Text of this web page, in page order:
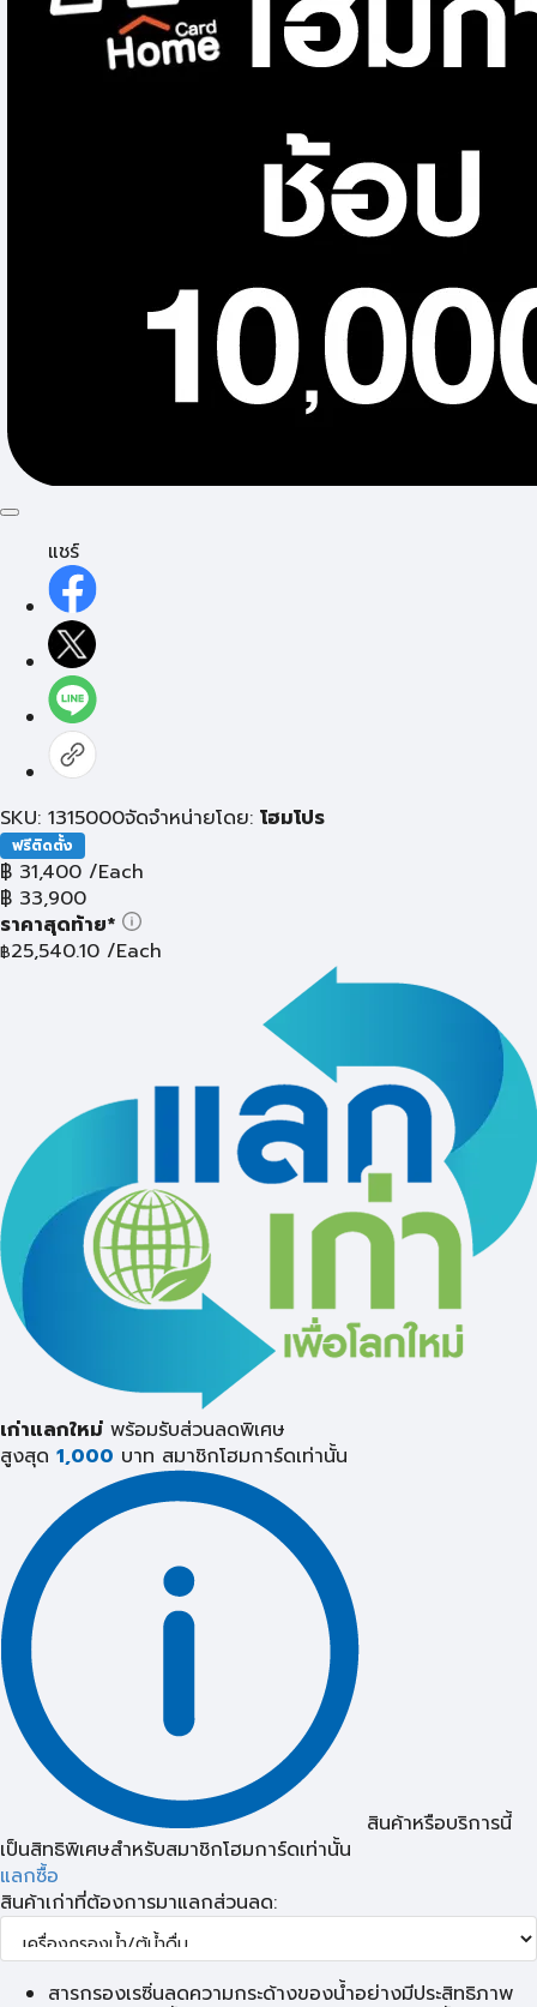
แชร์
SKU: 1315000จัดจำหน่ายโดย: โฮมโปร
ฟรีติดตั้ง
฿ 31,400 /Each
฿ 33,900
ราคาสุดท้าย*
฿25,540.10 /Each
เก่าแลกใหม่ พร้อมรับส่วนลดพิเศษ
สูงสุด 1,000 บาท สมาชิกโฮมการ์ดเท่านั้น
สินค้าหรือบริการนี้
เป็นสิทธิพิเศษสำหรับสมาชิกโฮมการ์ดเท่านั้น
แลกซื้อ
สินค้าเก่าที่ต้องการมาแลกส่วนลด:
สารกรองเรซิ่นลดความกระด้างของน้ำอย่างมีประสิทธิภาพ